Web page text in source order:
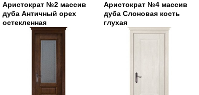
Аристократ №2 массив
дуба Античный орех
остекленная
Аристократ №4 массив
дуба Слоновая кость
глухая